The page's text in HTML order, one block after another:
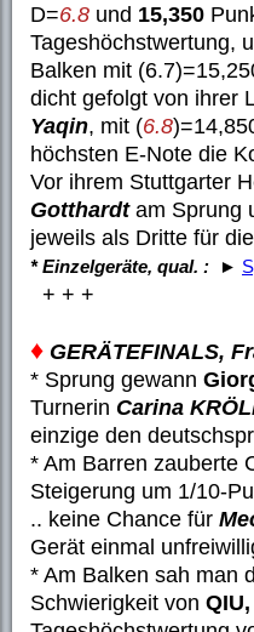
D=6.8 und 15,350
Tageshöchstwertung,
Balken mit
dicht gefolgt von ihrer
Yaqin, mit (6.8
höchsten E-Note die
Vor ihrem Stuttgarter
Gotthardtam Sprung
jeweils als Dritte für
* Einzelgeräte, qual. : ►
+ + +
♦ GERÄTEFINALS,
* Sprung gewann
Turnerin Carina
einzige den
* Am Barren zauberte
Steigerung um 1/10-
.. keine Chance für
Gerät einmal
* Am Balken sah man
Schwierigkeit von